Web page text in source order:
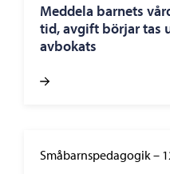
Meddela barnets
tid, avgift börjar tas
avbokats
Småbarnspedagogik –